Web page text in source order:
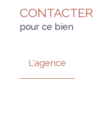
CONTACTER
pour ce bien
L'agence